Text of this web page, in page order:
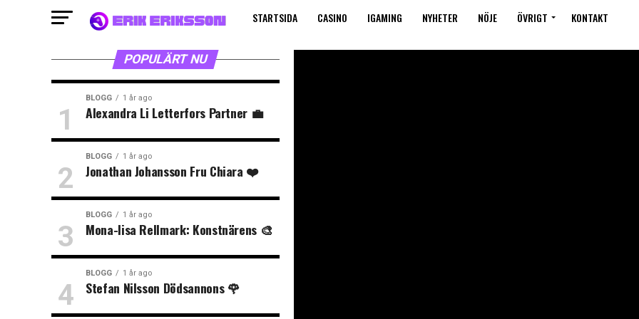
STARTSIDA CASINO IGAMING NYHETER NÖJE ÖVRIGT KONTAKT
POPULÄRT NU
BLOGG 1 år ago
Alexandra Li Letterfors Partner 💼
BLOGG 1 år ago
Jonathan Johansson Fru Chiara ❤️
BLOGG 1 år ago
Mona-lisa Rellmark: Konstnärens 🎨
BLOGG 1 år ago
Stefan Nilsson Dödsannons 🌹